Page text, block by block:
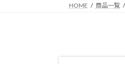
HOME 商品一覧